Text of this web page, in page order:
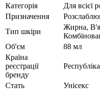
Категорія
Для всієї
Призначення
Тип шкіри
Жирна,
Об'єм
88 мл
Країна
реєстрації
бренду
Стать
Унісекс